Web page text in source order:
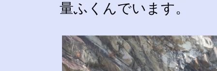
量ふくんでいます。